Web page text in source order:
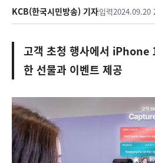
KCB(한국시민방송) 기자입력2024.09.20
고객 초청 행사에서 iPhone
한 선물과 이벤트 제공